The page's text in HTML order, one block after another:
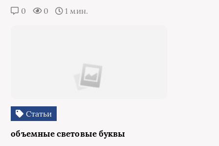
0 0 1 мин.
Статьи
объемные световые буквы